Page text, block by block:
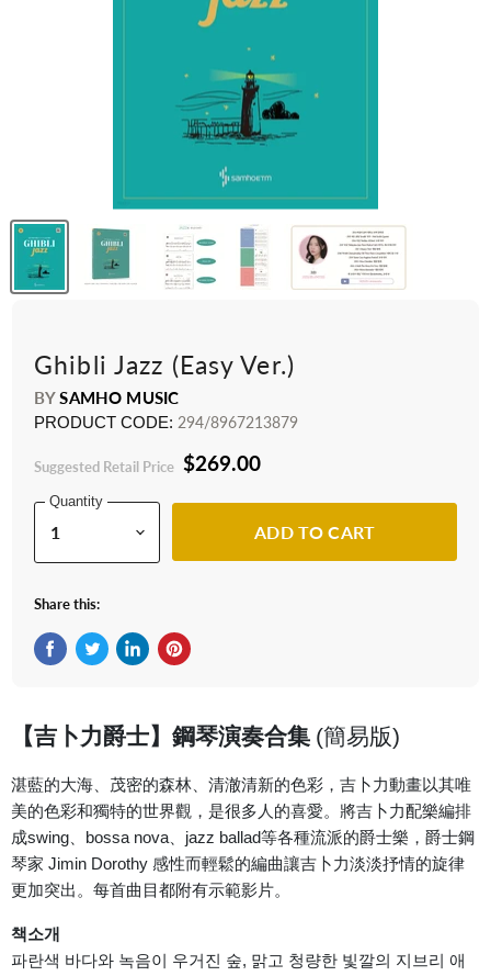
Ghibli Jazz (Easy Ver.)
BYSAMHO MUSIC
PRODUCT CODE: 294/8967213879
Suggested Retail Price $269.00
Quantity
ADD TO CART
Share this:
【吉卜力爵士】鋼琴演奏合集 (簡易版)
湛藍的大海、茂密的森林、清澈清新的色彩 ， 吉卜力動畫以其唯
美的色彩和獨特的世界觀，是很多人的喜愛。將吉卜力配樂編排
成swing、bossa nova、jazz ballad等各種流派的爵士樂，爵士鋼
琴家 Jimin Dorothy 感性而輕鬆的編曲讓吉卜力淡淡抒情的旋律
更加突出。 每首曲目都附有示範影片。
책소개
파란색 바다와 녹음이 우거진 숲, 맑고 청량한 빛깔의 지브리 애